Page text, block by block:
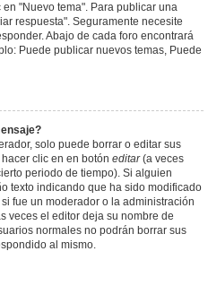
"Nuevo tema". Para publicar una
respuesta". Seguramente necesite
Abajo de cada foro encontrará
Puede publicar nuevos temas, Puede
solo puede borrar o editar sus
clic en en botón editar(a veces
periodo de tiempo). Si alguien
texto indicando que ha sido modificado
fue un moderador o la administración
veces el editor deja su nombre de
normales no podrán borrar sus
al mismo.